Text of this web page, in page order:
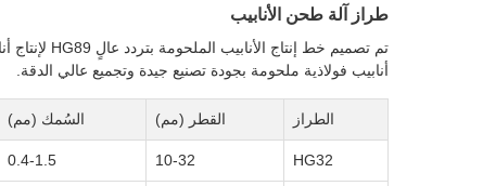
طراز آلة طحن الأنابيب
أنابيب فولاذية ملحومة بجودة تصنيع جيدة وتجميع عالي الدقة.
الطراز القطر (مم) السُمك (مم)
HG32
10-32
0.4-1.5